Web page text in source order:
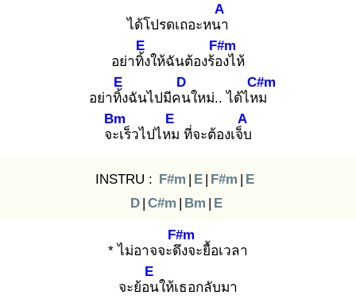
ได้โปรดเถอะหนา
A
อย่าทิ้ง
E
ให้ฉันต้องร้อง
F#m
ไห้
อย่าทิ้ง
E
ฉันไปมีคน
D
ใหม่.. ได้ไหม
C#m
จะเ
Bm
ร็วไปไหม
E
ที่จะต้องเจ็บ
A
INSTRU : F#m | E | F#m | E
D | C#m | Bm | E
* ไม่อาจจะดึง
F#m
จะยื้อเวลา
จะย้อน
E
ให้เธอกลับมา